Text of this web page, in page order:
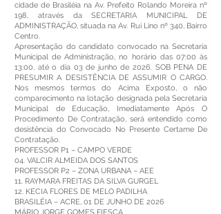
cidade de Brasiléia na Av. Prefeito Rolando Moreira nº
198, através da SECRETARIA MUNICIPAL DE
ADMINISTRAÇÃO, situada na Av. Rui Lino nº 340, Bairro
Centro.
Apresentação do candidato convocado na Secretaria
Municipal de Administração, no horário das 07:00 às
13:00, até o dia 03 de junho de 2026. SOB PENA DE
PRESUMIR A DESISTÊNCIA DE ASSUMIR O CARGO.
Nos mesmos termos do Acima Exposto, o não
comparecimento na lotação designada pela Secretaria
Municipal de Educação, Imediatamente Após O
Procedimento De Contratação, será entendido como
desistência do Convocado No Presente Certame De
Contratação.
PROFESSOR P1 – CAMPO VERDE
04. VALCIR ALMEIDA DOS SANTOS
PROFESSOR P2 – ZONA URBANA – AEE
11. RAYMARA FREITAS DA SILVA GURGEL
12. KECIA FLORES DE MELO PADILHA
BRASILÉIA – ACRE, 01 DE JUNHO DE 2026